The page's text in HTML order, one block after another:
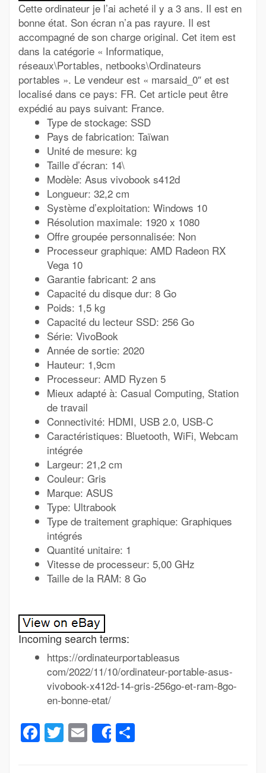
Cette ordinateur je l’ai acheté il y a 3 ans. Il est en
bonne état. Son écran n’a pas rayure. Il est
accompagné de son charge original. Cet item est
dans la catégorie « Informatique,
réseaux\Portables, netbooks\Ordinateurs
portables ». Le vendeur est « marsaid_0″ et est
localisé dans ce pays: FR. Cet article peut être
expédié au pays suivant: France.
Type de stockage: SSD
Pays de fabrication: Taïwan
Unité de mesure: kg
Taille d’écran: 14\
Modèle: Asus vivobook s412d
Longueur: 32,2 cm
Système d’exploitation: Windows 10
Résolution maximale: 1920 x 1080
Offre groupée personnalisée: Non
Processeur graphique: AMD Radeon RX
Vega 10
Garantie fabricant: 2 ans
Capacité du disque dur: 8 Go
Poids: 1,5 kg
Capacité du lecteur SSD: 256 Go
Série: VivoBook
Année de sortie: 2020
Hauteur: 1,9cm
Processeur: AMD Ryzen 5
Mieux adapté à: Casual Computing, Station
de travail
Connectivité: HDMI, USB 2.0, USB-C
Caractéristiques: Bluetooth, WiFi, Webcam
intégrée
Largeur: 21,2 cm
Couleur: Gris
Marque: ASUS
Type: Ultrabook
Type de traitement graphique: Graphiques
intégrés
Quantité unitaire: 1
Vitesse de processeur: 5,00 GHz
Taille de la RAM: 8 Go
Incoming search terms:
https://ordinateurportableasus
com/2022/11/10/ordinateur-portable-asus-
vivobook-x412d-14-gris-256go-et-ram-8go-
en-bonne-etat/
Facebook
Twitter
Email
Share